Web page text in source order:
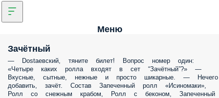
Меню
Зачётный
— Dostaевский, тяните билет! Вопрос номер один:
«Четыре каких ролла входят в сет “Зачётный”?» —
Вкусные, сытные, нежные и просто шикарные. — Нечего
добавить, зачёт. Состав Запеченный ролл «Исиномаки»,
Ролл со снежным крабом, Ролл с беконом, Запеченный